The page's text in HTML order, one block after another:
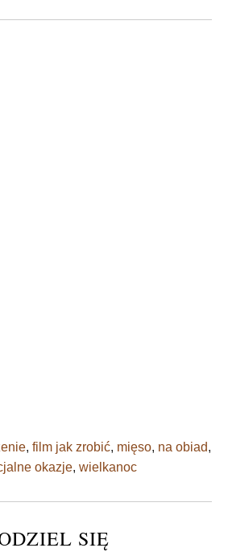
, film jak zrobić, mięso, na obiad,
okazje, wielkanoc
SIĘ